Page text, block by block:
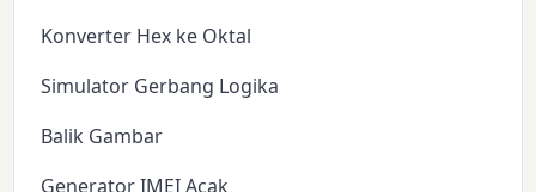
Konverter Hex ke Oktal
Simulator Gerbang Logika
Balik Gambar
Generator IMEI Acak